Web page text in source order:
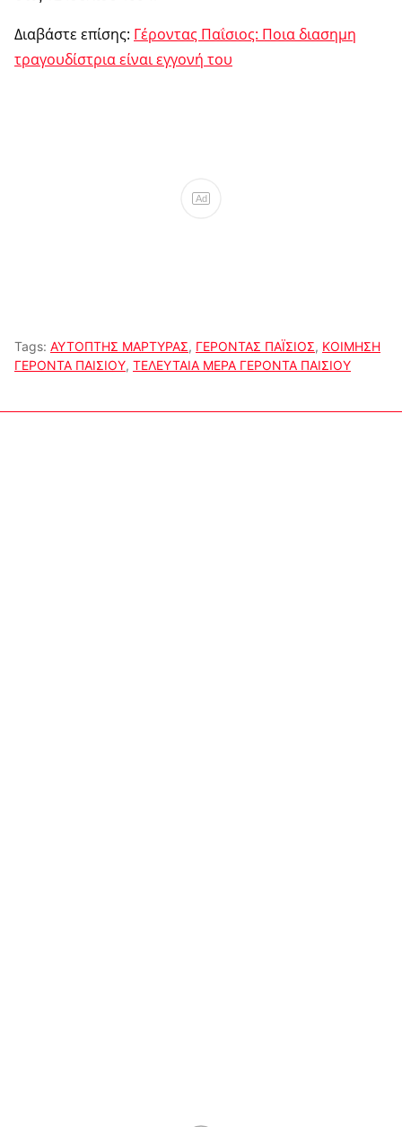
Διαβάστε επίσης: Γέροντας Παΐσιος: Ποια διασημη
τραγουδίστρια είναι εγγονή του
Ad
Tags: ΑΥΤΟΠΤΗΣ ΜΑΡΤΥΡΑΣ, ΓΕΡΟΝΤΑΣ ΠΑΪΣΙΟΣ, ΚΟΙΜΗΣΗ
ΓΕΡΟΝΤΑ ΠΑΙΣΙΟΥ, ΤΕΛΕΥΤΑΙΑ ΜΕΡΑ ΓΕΡΟΝΤΑ ΠΑΙΣΙΟΥ